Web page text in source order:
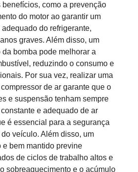
como a prevenção
do motor ao garantir um
do refrigerante,
graves. Além disso, um
bomba pode melhorar a
reduzindo o consumo e
Por sua vez, realizar uma
de ar garante que o
e suspensão tenham sempre
e adequado de ar
é essencial para a segurança
veículo. Além disso, um
e bem mantido previne
de ciclos de trabalho altos e
sobreaquecimento e o acúmulo